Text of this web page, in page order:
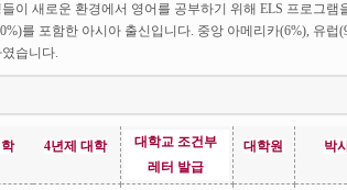
이 새로운 환경에서 영어를 공부하기 위해 ELS 프로그램
를 포함한 아시아 출신입니다. 중앙 아메리카(6%), 유럽
습니다.
4년제 대학 대학교 조건부
레터 발급
대학원 박